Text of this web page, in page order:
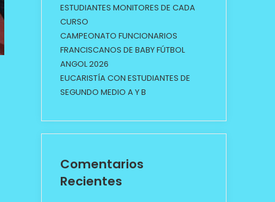
ESTUDIANTES MONITORES DE CADA
CURSO
CAMPEONATO FUNCIONARIOS
FRANCISCANOS DE BABY FÚTBOL
ANGOL 2026
EUCARISTÍA CON ESTUDIANTES DE
SEGUNDO MEDIO A Y B
Comentarios
Recientes